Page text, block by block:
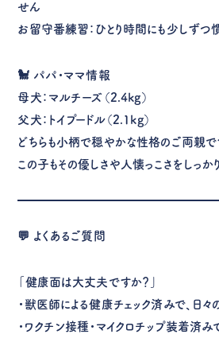
せん
お留守番練習：ひとり時間にも少しずつ
🐩 パパ・ママ情報
母犬：マルチーズ（2.4kg）
父犬：トイプードル（2.1kg）
どちらも小柄で穏やかな性格のご両親で
この子もその優しさや人懐っこさをしっ
💬 よくあるご質問
「健康面は大丈夫ですか？」
・獣医師による健康チェック済みで、日
・ワクチン接種・マイクロチップ装着済み